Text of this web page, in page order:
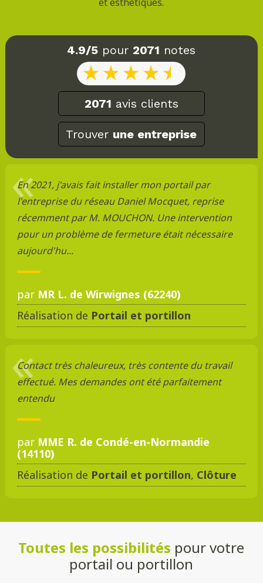
4.9/5 pour 2071 notes
2071 avis clients
Trouver une entreprise
En 2021, j'avais fait installer mon portail par
l'entreprise du réseau Daniel Mocquet, reprise
récemment par M. MOUCHON. Une intervention
pour un problème de fermeture était nécessaire
aujourd'hu...
par MR L. de Wirwignes (62240)
Réalisation de Portail et portillon
Contact très chaleureux, très contente du travail
effectué. Mes demandes ont été parfaitement
entendu
par MME R. de Condé-en-Normandie
(14110)
Réalisation de Portail et portillon, Clôture
Toutes les possibilités pour votre
portail ou portillon
DMC 304
DMC 305